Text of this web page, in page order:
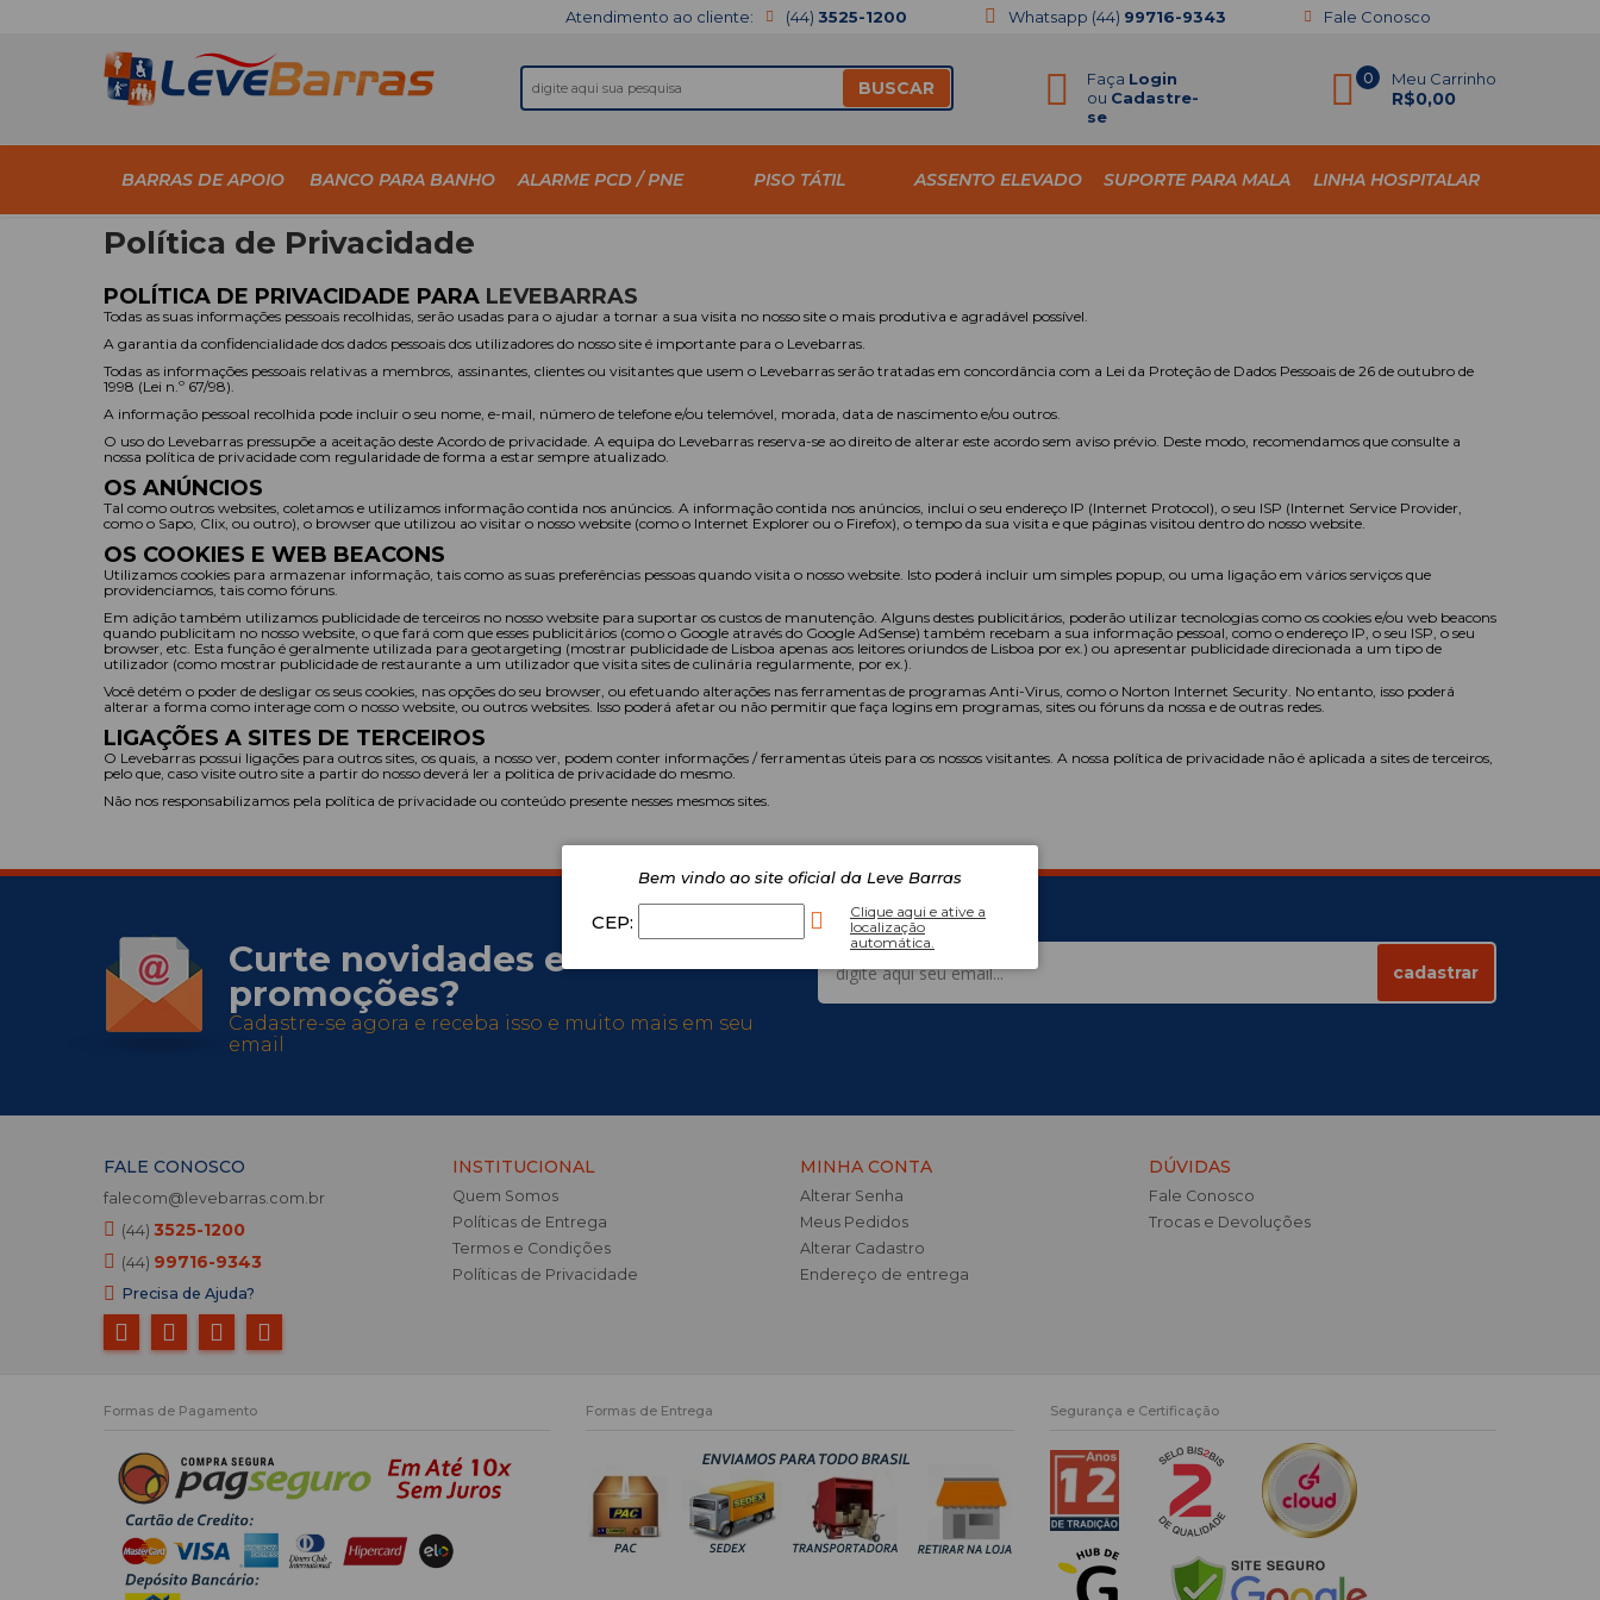
Atendimento ao cliente: (44) 3525-1200 Whatsapp (44) 99716-9343 Fale Conosco
BUSCAR Faça Login
ou Cadastre-
se
0 Meu Carrinho
R$0,00
BARRAS DE APOIO BANCO PARA BANHO ALARME PCD / PNE PISO TÁTIL ASSENTO ELEVADO SUPORTE PARA MALA LINHA HOSPITALAR
Política de Privacidade
POLÍTICA DE PRIVACIDADE PARA LEVEBARRAS
Todas as suas informações pessoais recolhidas, serão usadas para o ajudar a tornar a sua visita no nosso site o mais produtiva e agradável possível.
A garantia da confidencialidade dos dados pessoais dos utilizadores do nosso site é importante para o Levebarras.
Todas as informações pessoais relativas a membros, assinantes, clientes ou visitantes que usem o Levebarras serão tratadas em concordância com a Lei da Proteção de Dados Pessoais de 26 de outubro de
1998 (Lei n.º 67/98).
A informação pessoal recolhida pode incluir o seu nome, e-mail, número de telefone e/ou telemóvel, morada, data de nascimento e/ou outros.
O uso do Levebarras pressupõe a aceitação deste Acordo de privacidade. A equipa do Levebarras reserva-se ao direito de alterar este acordo sem aviso prévio. Deste modo, recomendamos que consulte a
nossa política de privacidade com regularidade de forma a estar sempre atualizado.
OS ANÚNCIOS
Tal como outros websites, coletamos e utilizamos informação contida nos anúncios. A informação contida nos anúncios, inclui o seu endereço IP (Internet Protocol), o seu ISP (Internet Service Provider,
como o Sapo, Clix, ou outro), o browser que utilizou ao visitar o nosso website (como o Internet Explorer ou o Firefox), o tempo da sua visita e que páginas visitou dentro do nosso website.
OS COOKIES E WEB BEACONS
Utilizamos cookies para armazenar informação, tais como as suas preferências pessoas quando visita o nosso website. Isto poderá incluir um simples popup, ou uma ligação em vários serviços que
providenciamos, tais como fóruns.
Em adição também utilizamos publicidade de terceiros no nosso website para suportar os custos de manutenção. Alguns destes publicitários, poderão utilizar tecnologias como os cookies e/ou web beacons
quando publicitam no nosso website, o que fará com que esses publicitários (como o Google através do Google AdSense) também recebam a sua informação pessoal, como o endereço IP, o seu ISP, o seu
browser, etc. Esta função é geralmente utilizada para geotargeting (mostrar publicidade de Lisboa apenas aos leitores oriundos de Lisboa por ex.) ou apresentar publicidade direcionada a um tipo de
utilizador (como mostrar publicidade de restaurante a um utilizador que visita sites de culinária regularmente, por ex.).
Você detém o poder de desligar os seus cookies, nas opções do seu browser, ou efetuando alterações nas ferramentas de programas Anti-Virus, como o Norton Internet Security. No entanto, isso poderá
alterar a forma como interage com o nosso website, ou outros websites. Isso poderá afetar ou não permitir que faça logins em programas, sites ou fóruns da nossa e de outras redes.
LIGAÇÕES A SITES DE TERCEIROS
O Levebarras possui ligações para outros sites, os quais, a nosso ver, podem conter informações / ferramentas úteis para os nossos visitantes. A nossa política de privacidade não é aplicada a sites de terceiros,
pelo que, caso visite outro site a partir do nosso deverá ler a politica de privacidade do mesmo.
Não nos responsabilizamos pela política de privacidade ou conteúdo presente nesses mesmos sites.
Curte novidades e
promoções?
Cadastre-se agora e receba isso e muito mais em seu
email
cadastrar
FALE CONOSCO
falecom@levebarras.com.br
(44) 3525-1200
(44) 99716-9343
Precisa de Ajuda?
INSTITUCIONAL
Quem Somos
Políticas de Entrega
Termos e Condições
Políticas de Privacidade
MINHA CONTA
Alterar Senha
Meus Pedidos
Alterar Cadastro
Endereço de entrega
DÚVIDAS
Fale Conosco
Trocas e Devoluções
Formas de Pagamento Formas de Entrega Segurança e Certificação
Bem vindo ao site oficial da Leve Barras
CEP:
Clique aqui e ative a
localização
automática.